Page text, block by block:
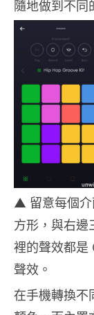
隨地做到不同
▲ 留意每個介
方形，與右邊
裡的聲效都
聲效。
在手機轉換